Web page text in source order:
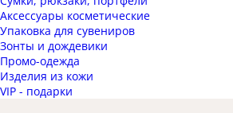
Аксессуары косметические
Упаковка для сувениров
Зонты и дождевики
Промо-одежда
Изделия из кожи
VIP - подарки